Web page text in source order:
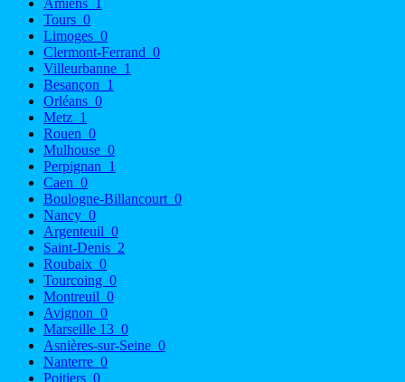
Tours 0
Limoges 0
Clermont-Ferrand 0
Villeurbanne 1
Besançon 1
Orléans 0
Metz 1
Rouen 0
Mulhouse 0
Perpignan 1
Caen 0
Boulogne-Billancourt 0
Nancy 0
Argenteuil 0
Saint-Denis 2
Roubaix 0
Tourcoing 0
Montreuil 0
Avignon 0
Marseille 13 0
Asnières-sur-Seine 0
Nanterre 0
Poitiers 0